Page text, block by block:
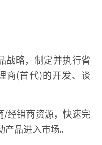
战略，制定并执行省
商(首代)的开发、谈
/经销商资源，快速完
品进入市场。